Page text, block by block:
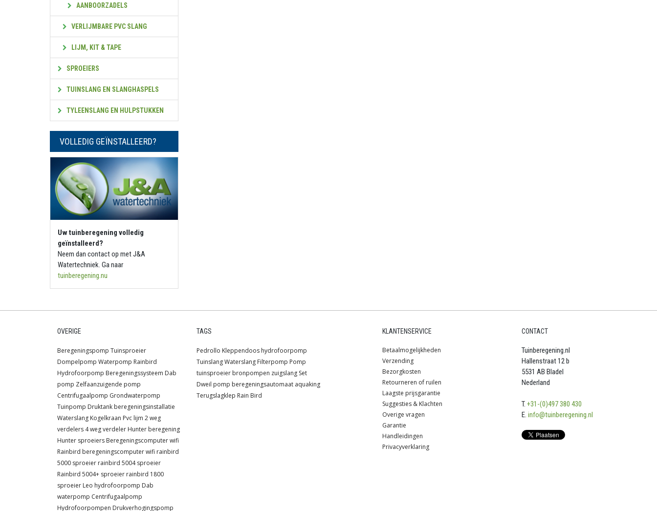
AANBOORZADELS
VERLIJMBARE PVC SLANG
LIJM, KIT & TAPE
SPROEIERS
TUINSLANG EN SLANGHASPELS
TYLEENSLANG EN HULPSTUKKEN
VOLLEDIG GEÏNSTALLEERD?
Uw tuinberegening volledig
geïnstalleerd?
Neem dan contact op met J&A
Watertechniek. Ga naar
tuinberegening.nu
OVERIGE
Beregeningspomp Tuinsproeier
Dompelpomp Waterpomp Rainbird
Hydrofoorpomp Beregeningssysteem Dab
pomp Zelfaanzuigende pomp
Centrifugaalpomp Grondwaterpomp
Tuinpomp Druktank beregeningsinstallatie
Waterslang Kogelkraan Pvc lijm 2 weg
verdelers 4 weg verdeler Hunter beregening
Hunter sproeiers Beregeningscomputer wifi
Rainbird beregeningscomputer wifi rainbird
5000 sproeier rainbird 5004 sproeier
Rainbird 5004+ sproeier rainbird 1800
sproeier Leo hydrofoorpomp Dab
waterpomp Centrifugaalpomp
Hydrofoorpompen Drukverhogingspomp
TAGS
Pedrollo Kleppendoos hydrofoorpomp
TuinslangWaterslang Filterpomp Pomp
tuinsproeier bronpompen zuigslang Set
Dweil pomp beregeningsautomaat aquaking
Terugslagklep Rain Bird
KLANTENSERVICE
Betaalmogelijkheden
Verzending
Bezorgkosten
Retourneren of ruilen
Laagste prijsgarantie
Suggesties & Klachten
Overige vragen
Garantie
Handleidingen
Privacyverklaring
CONTACT
Tuinberegening.nl
Hallenstraat 12 b
5531 AB Bladel
Nederland
T. +31-(0)497 380 430
E. info@tuinberegening.nl